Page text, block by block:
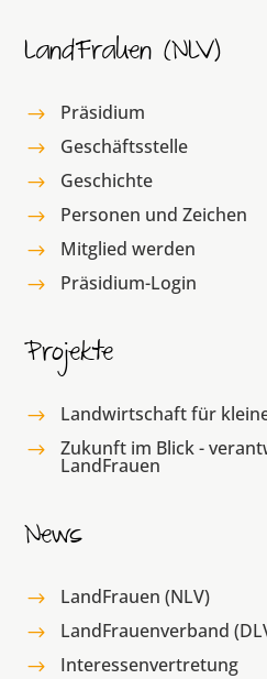
LandFrauen (NLV)
$ Präsidium
$ Geschäftsstelle
$ Geschichte
$ Personen und Zeichen
$ Mitglied werden
$ Präsidium-Login
Projekte
$ Landwirtschaft für
$ Zukunft im Blick -
LandFrauen
News
$ LandFrauen (NLV)
$ LandFrauenverband
$ Interessenvertretung